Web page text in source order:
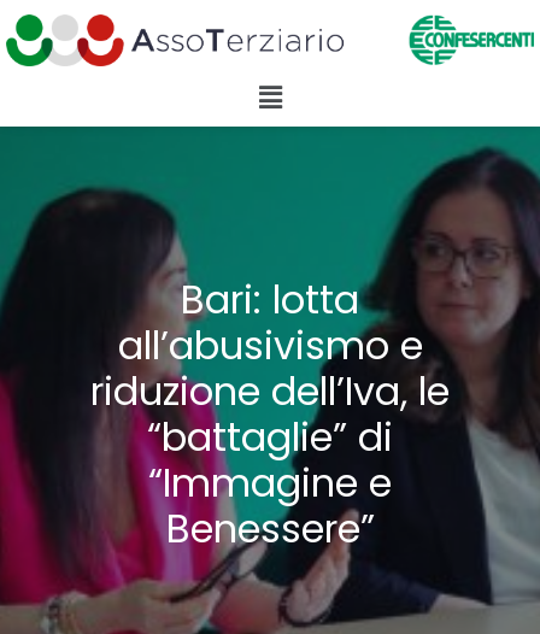
Bari: lotta
all’abusivismo e
riduzione dell’Iva, le
“battaglie” di
“Immagine e
Benessere”